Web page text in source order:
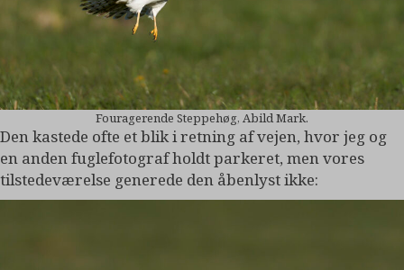
Fouragerende Steppehøg, Abild Mark.
Den kastede ofte et blik i retning af vejen, hvor jeg og
en anden fuglefotograf holdt parkeret, men vores
tilstedeværelse generede den åbenlyst ikke: